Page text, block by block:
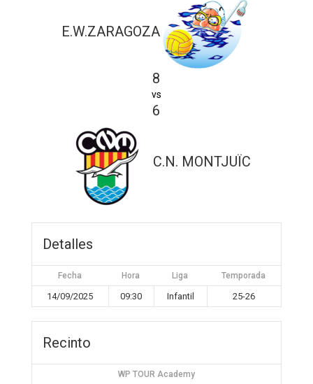
E.W.ZARAGOZA
8
vs
6
C.N. MONTJUÏC
Detalles
Fecha Hora Liga Temporada
14/09/2025 09:30 Infantil 25-26
Recinto
WP TOUR Academy